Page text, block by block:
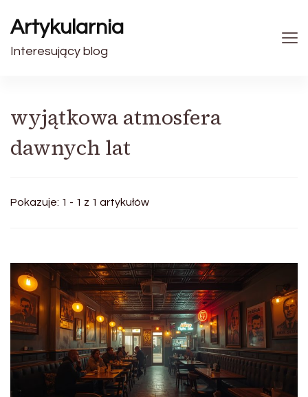
Artykularnia
Interesujący blog
wyjątkowa atmosfera
dawnych lat
Pokazuje: 1 - 1 z 1 artykułów